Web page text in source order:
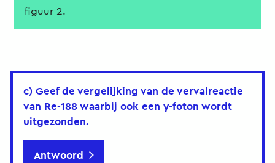
figuur 2.
c) Geef de vergelijking van de vervalreactie
van Re-188 waarbij ook een γ-foton wordt
uitgezonden.
Antwoord